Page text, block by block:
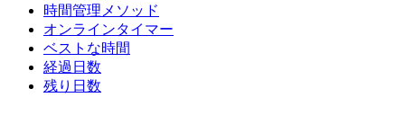
時間管理メソッド
オンラインタイマー
ベストな時間
経過日数
残り日数